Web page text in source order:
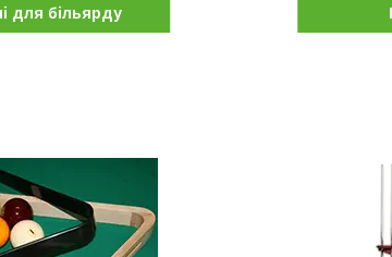
для більярду